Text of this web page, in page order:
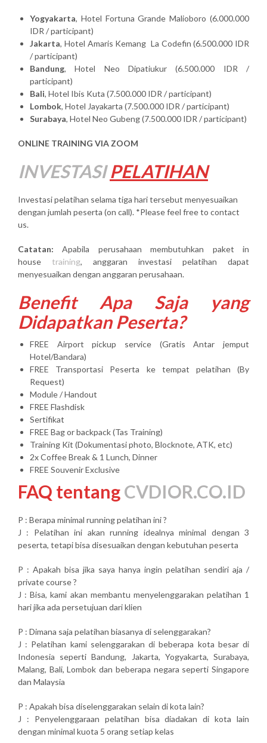
Yogyakarta, Hotel Fortuna Grande Malioboro (6.000.000
IDR / participant)
Jakarta, Hotel Amaris Kemang La Codefin (6.500.000 IDR
/ participant)
Bandung, Hotel Neo Dipatiukur (6.500.000 IDR /
participant)
Bali, Hotel Ibis Kuta (7.500.000 IDR / participant)
Lombok, Hotel Jayakarta (7.500.000 IDR / participant)
Surabaya, Hotel Neo Gubeng (7.500.000 IDR / participant)
ONLINE TRAINING VIA ZOOM
INVESTASI PELATIHAN
Investasi pelatihan selama tiga hari tersebut menyesuaikan
dengan jumlah peserta (on call). *Please feel free to contact
us.
Catatan: Apabila perusahaan membutuhkan paket in
house training, anggaran investasi pelatihan dapat
menyesuaikan dengan anggaran perusahaan.
Benefit Apa Saja yang
Didapatkan Peserta?
FREE Airport pickup service (Gratis Antar jemput
Hotel/Bandara)
FREE Transportasi Peserta ke tempat pelatihan (By
Request)
Module / Handout
FREE Flashdisk
Sertifikat
FREE Bag or backpack (Tas Training)
Training Kit (Dokumentasi photo, Blocknote, ATK, etc)
2x Coffee Break & 1 Lunch, Dinner
FREE Souvenir Exclusive
FAQ tentangCVDIOR.CO.ID
P : Berapa minimal running pelatihan ini ?
J : Pelatihan ini akan running idealnya minimal dengan 3
peserta, tetapi bisa disesuaikan dengan kebutuhan peserta
P : Apakah bisa jika saya hanya ingin pelatihan sendiri aja /
private course ?
J : Bisa, kami akan membantu menyelenggarakan pelatihan 1
hari jika ada persetujuan dari klien
P : Dimana saja pelatihan biasanya di selenggarakan?
J : Pelatihan kami selenggarakan di beberapa kota besar di
Indonesia seperti Bandung, Jakarta, Yogyakarta, Surabaya,
Malang, Bali, Lombok dan beberapa negara seperti Singapore
dan Malaysia
P : Apakah bisa diselenggarakan selain di kota lain?
J : Penyelenggaraan pelatihan bisa diadakan di kota lain
dengan minimal kuota 5 orang setiap kelas